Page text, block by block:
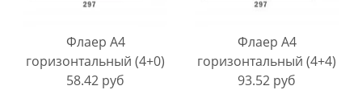
Флаер A4
горизонтальный (4+0)
58.42 руб
Флаер A4
горизонтальный (4+4)
93.52 руб